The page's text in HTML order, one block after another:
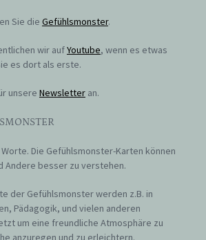
Sie die Gefühlsmonster.
wir aufYoutube, wenn es etwas
es dort als erste.
unsere Newsletteran.
Die Gefühlsmonster-Karten können
Andere besser zu verstehen.
der Gefühlsmonster werden z.B. in
Pädagogik, und vielen anderen
um eine freundliche Atmosphäre zu
anzuregen und zu erleichtern.